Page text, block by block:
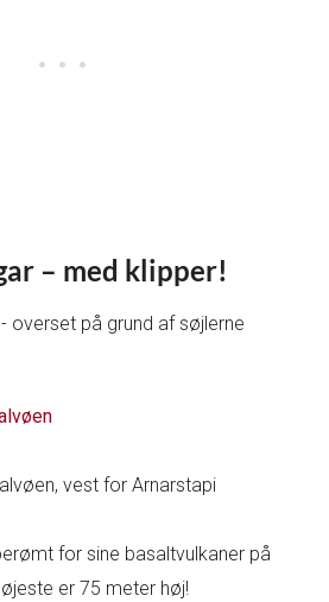
– med klipper!
vest for Arnarstapi
for sine basaltvulkaner på
er 75 meter høj!